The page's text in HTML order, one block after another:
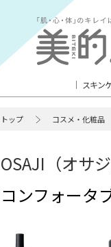
スキン
トップ コスメ・化粧品
OSAJI（オサジ
コンフォータ